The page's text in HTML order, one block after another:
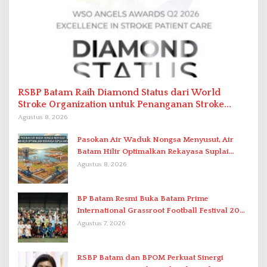
RSBP Batam Raih Diamond Status dari World
Stroke Organization untuk Penanganan Stroke
Berstandar Internasional
Agustus 8, 2026
Pasokan Air Waduk Nongsa Menyusut, Air
Batam Hilir Optimalkan Rekayasa Suplai
Antar-IPAM
Agustus 8, 2026
BP Batam Resmi Buka Batam Prime
International Grassroot Football Festival 2026
di Stadion Temenggung Abdul Jamal
Agustus 7, 2026
RSBP Batam dan BPOM Perkuat Sinergi